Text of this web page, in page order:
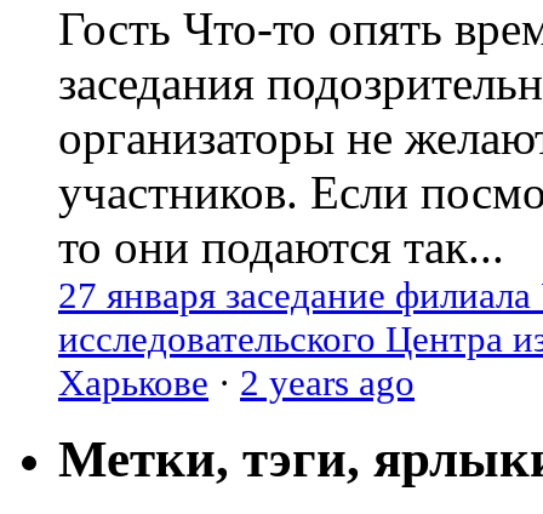
Гость Что-то опять
заседания
организаторы не
участников. Если
то они подаются так...
27 января заседание
исследовательского Центра
Харькове · 2 years ago
Метки, тэги,